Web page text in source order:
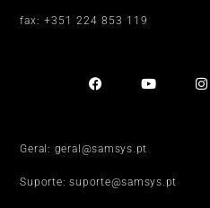
fax: +351 224 853 119
Geral: geral@samsys.pt
Suporte: suporte@samsys.pt